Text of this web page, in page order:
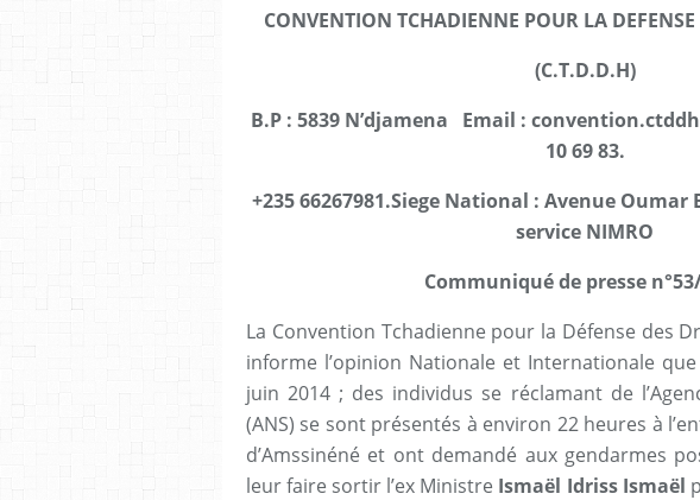
CONVENTION TCHADIENNE POUR LA
(C.T.D.D.H)
B.P : 5839 N’djamena Email :
10 69 83.
+235 66267981.Siege National : Avenue
service NIMRO
Communiqué de presse
La Convention Tchadienne pour la Défense des
informe l’opinion Nationale et Internationale
juin 2014 ; des individus se réclamant de
(ANS) se sont présentés à environ 22 heures à
d’Amssinéné et ont demandé aux gendarmes
leur faire sortir l’ex Ministre Ismaël Idriss Ismaël